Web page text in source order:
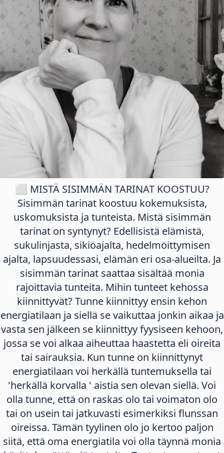
⬜ MISTÄ SISIMMÄN TARINAT KOOSTUU?
Sisimmän tarinat koostuu kokemuksista,
uskomuksista ja tunteista. Mistä sisimmän
tarinat on syntynyt? Edellisistä elämistä,
sukulinjasta, sikiöajalta, hedelmöittymisen
ajalta, lapsuudessasi, elämän eri osa-alueilta. Ja
sisimmän tarinat saattaa sisältää monia
rajoittavia tunteita. Mihin tunteet kehossa
kiinnittyvät? Tunne kiinnittyy ensin kehon
energiatilaan ja siellä se vaikuttaa jonkin aikaa ja
vasta sen jälkeen se kiinnittyy fyysiseen kehoon,
jossa se voi alkaa aiheuttaa haastetta eli oireita
tai sairauksia. Kun tunne on kiinnittynyt
energiatilaan voi herkällä tuntemuksella tai
'herkällä korvalla ' aistia sen olevan siellä. Voi
olla tunne, että on raskas olo tai voimaton olo
tai on usein tai jatkuvasti esimerkiksi flunssan
oireissa. Tämän tyylinen olo jo kertoo paljon
siitä, että oma energiatila voi olla täynnä monia